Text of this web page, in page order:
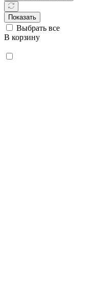
Показать
Выбрать все
В корзину